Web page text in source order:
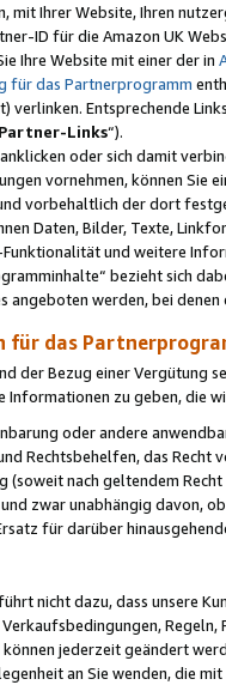
mit Ihrer Website, Ihren
ID für die Amazon UK
Ihre Website mit einer der in
für das Partnerprogramm
verlinken. Entsprechende
Partner-Links“).
oder sich damit
vornehmen, können Sie
vorbehaltlich der dort
Daten, Bilder, Texte,
und weitere
bezieht sich
angeboten werden, bei
für das
der Bezug einer Vergütung
Informationen zu geben, die
oder andere
Rechtsbehelfen, das
(soweit nach geltendem
zwar unabhängig davon,
für darüber
nicht dazu, dass unsere
jederzeit geändert
an Sie wenden, die